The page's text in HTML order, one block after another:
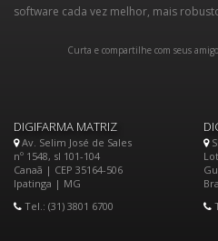
software cada vez melhor, mais
Curta e compartilhe com seus
DIGIFARMA MATRIZ
Av. Selim José de Sales
nº 1548, sl 101-104
Canaã | CEP 35164-506
Ipatinga | MG
Tel.: (31) 3801 6700